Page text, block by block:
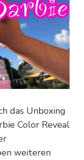
das Unboxing
Color Reveal
weiteren